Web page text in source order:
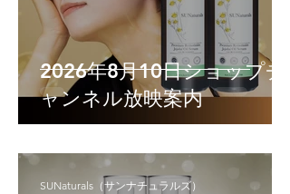
2026年8月10日ショップチ
ャンネル放映案内
SUNaturals（サンナチュラルズ）